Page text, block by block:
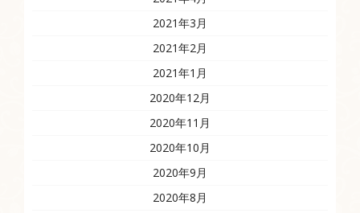
2021年3月
2021年2月
2021年1月
2020年12月
2020年11月
2020年10月
2020年9月
2020年8月